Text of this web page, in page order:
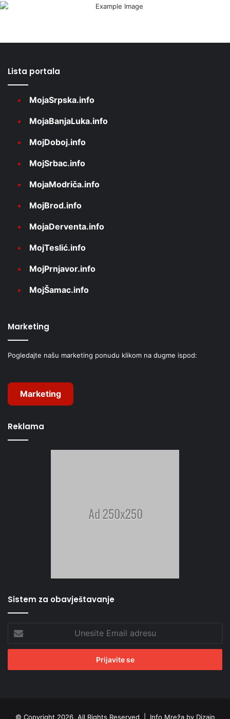
Lista portala
MojaSrpska.info
MojaBanjaLuka.info
MojDoboj.info
MojSrbac.info
MojaModriča.info
MojBrod.info
MojaDerventa.info
MojTeslić.info
MojPrnjavor.info
MojŠamac.info
Marketing
Pogledajte našu marketing ponudu klikom na dugme ispod:
Marketing
Reklama
Sistem za obavještavanje
Email
adresu
© Copyright 2026, All Rights Reserved | Info Mreža by Dizajn